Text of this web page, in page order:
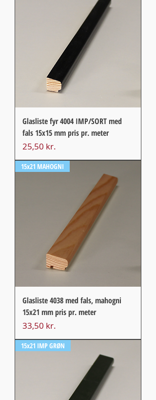
Glasliste fyr 4004 IMP/SORT med
fals 15x15 mm pris pr. meter
Pris
25,50 kr.
15x21 MAHOGNI
Glasliste 4038 med fals, mahogni
15x21 mm pris pr. meter
Pris
33,50 kr.
15x21 IMP GRØN